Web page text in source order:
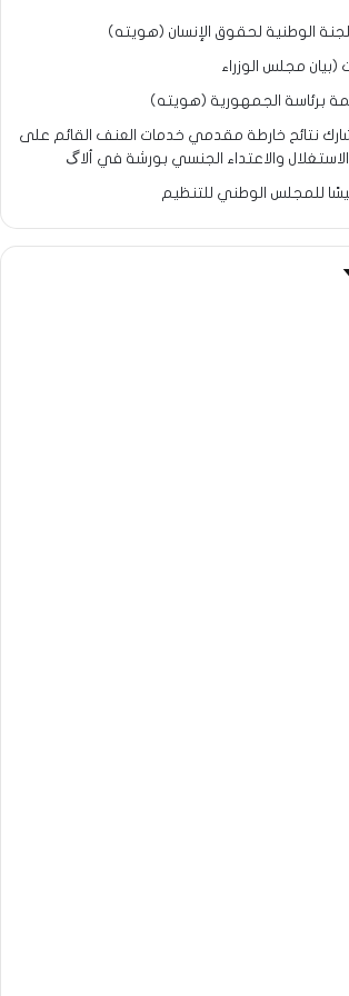
الوطنية لحقوق الإنسان (هويته)
(بيان مجلس الوزراء
برئاسة الجمهورية (هويته)
برابس-2 يشارك نتائح خارطة مقدمي خدمات العنف القائم على
والاعتداء الجنسي بورشة في ألاگ
للمجلس الوطني للتنظيم